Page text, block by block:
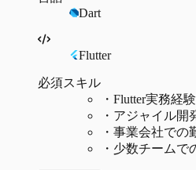
Dart
Flutter
必須スキル
・ Flutter実務経
・ アジャイル開
・ 事業会社での
・ 少数チームで